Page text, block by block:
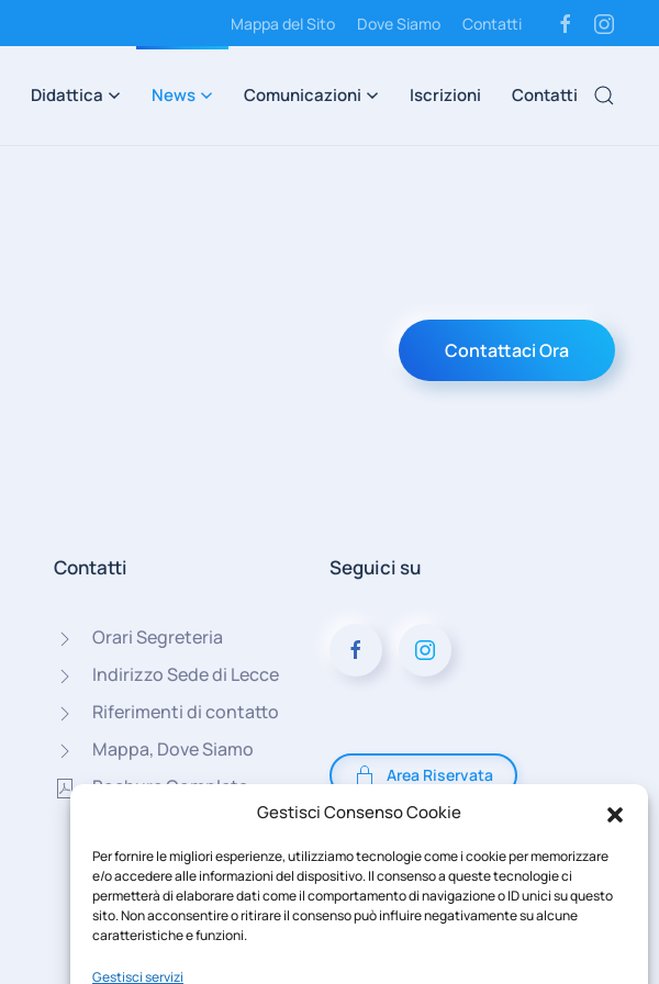
Gestisci Consenso Cookie
Per fornire le migliori esperienze, utilizziamo tecnologie come i cookie per memorizzare
e/o accedere alle informazioni del dispositivo. Il consenso a queste tecnologie ci
permetterà di elaborare dati come il comportamento di navigazione o ID unici su questo
sito. Non acconsentire o ritirare il consenso può influire negativamente su alcune
caratteristiche e funzioni.
Gestisci servizi
Mappa del Sito Dove Siamo Contatti
Didattica News Comunicazioni Iscrizioni Contatti
Contattaci Ora
Contatti
Orari Segreteria
Indirizzo Sede di Lecce
Riferimenti di contatto
Mappa, Dove Siamo
Bochure Completa
Seguici su
Area Riservata